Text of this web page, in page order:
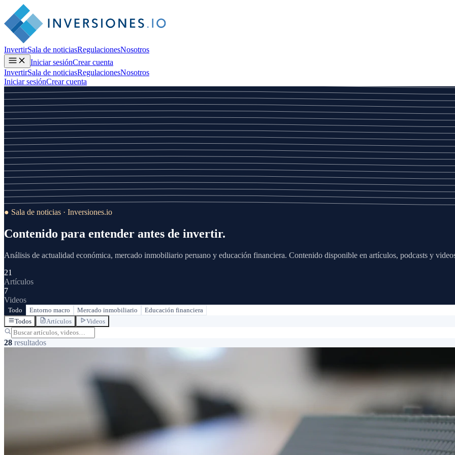
InvertirSala de noticiasRegulacionesNosotros
Iniciar sesiónCrear cuenta
InvertirSala de noticiasRegulacionesNosotros
Iniciar sesiónCrear cuenta
● Sala de noticias · Inversiones.io
Contenido para entender antes de invertir.
Análisis de actualidad económica, mercado inmobiliario peruano y educación financiera. Contenido disponible en artículos, podcasts y
21
Artículos
7
Videos
Todo Entorno macro Mercado inmobiliario
Educación financiera
Todos
Artículos Videos
28 resultados